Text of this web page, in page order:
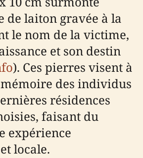
de laiton gravée à la
le nom de la victime,
et son destin
). Ces pierres visent à
des individus
résidences
faisant du
expérience
locale.